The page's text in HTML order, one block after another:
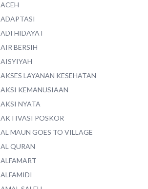
ACEH
ADAPTASI
ADI HIDAYAT
AIR BERSIH
AISYIYAH
AKSES LAYANAN KESEHATAN
AKSI KEMANUSIAAN
AKSI NYATA
AKTIVASI POSKOR
AL MAUN GOES TO VILLAGE
AL QURAN
ALFAMART
ALFAMIDI